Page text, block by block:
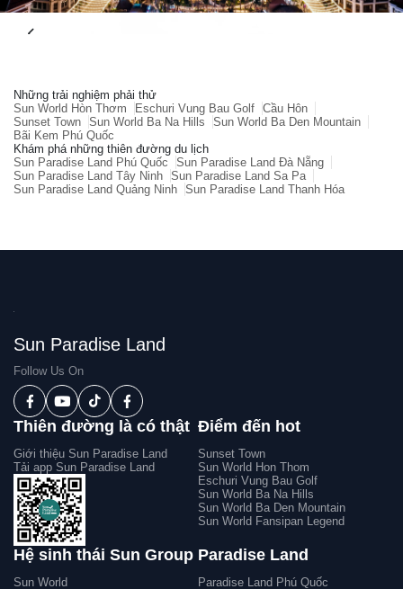
Những trải nghiệm phải thử
Sun World Hòn Thơm
Eschuri Vung Bau Golf Cầu Hôn
Sunset Town Sun World Ba Na Hills
Sun World Ba Den Mountain
Bãi Kem Phú Quốc
Khám phá những thiên đường du lịch
Sun Paradise Land Phú Quốc
Sun Paradise Land Đà Nẵng
Sun Paradise Land Tây Ninh Sun Paradise Land Sa Pa
Sun Paradise Land Quảng Ninh Sun Paradise Land Thanh Hóa
Sun Paradise Land
Follow Us On
Thiên đường là có thật
Giới thiệu Sun Paradise Land
Tải app Sun Paradise Land
Điểm đến hot
Sunset Town
Sun World Hon Thom
Eschuri Vung Bau Golf
Sun World Ba Na Hills
Sun World Ba Den Mountain
Sun World Fansipan Legend
Hệ sinh thái Sun Group
Sun World
Paradise Land
Paradise Land Phú Quốc